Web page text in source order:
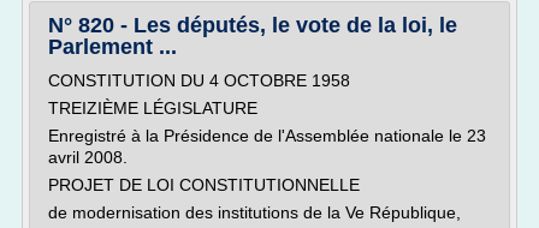
N° 820 - Les députés, le vote de la loi, le
Parlement ...
CONSTITUTION DU 4 OCTOBRE 1958
TREIZIÈME LÉGISLATURE
Enregistré à la Présidence de l'Assemblée nationale le 23
avril 2008.
PROJET DE LOI CONSTITUTIONNELLE
de modernisation des institutions de la Ve République,